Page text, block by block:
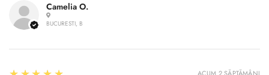
Camelia O.
BUCURESTI, B